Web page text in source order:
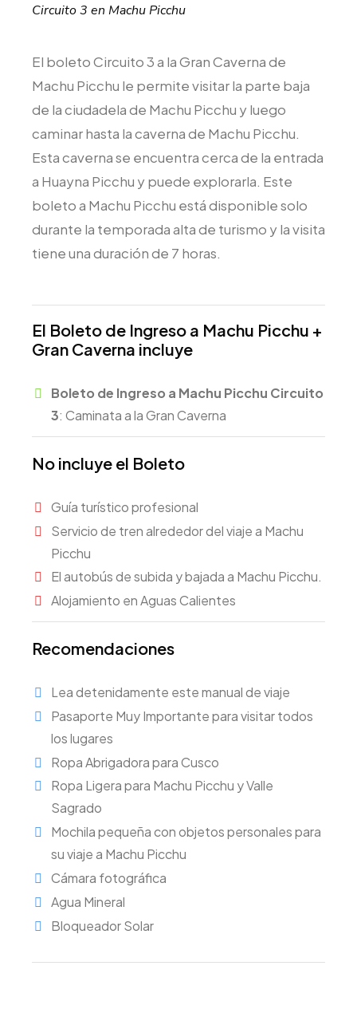
Circuito 3 en Machu Picchu
El boleto Circuito 3 a la Gran Caverna de
Machu Picchu le permite visitar la parte baja
de la ciudadela de Machu Picchu y luego
caminar hasta la caverna de Machu Picchu.
Esta caverna se encuentra cerca de la entrada
a Huayna Picchu y puede explorarla. Este
boleto a Machu Picchu está disponible solo
durante la temporada alta de turismo y la visita
tiene una duración de 7 horas.
El Boleto de Ingreso a Machu Picchu +
Gran Caverna incluye
Boleto de Ingreso a Machu Picchu Circuito
3: Caminata a la Gran Caverna
No incluye el Boleto
Guía turístico profesional
Servicio de tren alrededor del viaje a Machu
Picchu
El autobús de subida y bajada a Machu Picchu.
Alojamiento en Aguas Calientes
Recomendaciones
Lea detenidamente este manual de viaje
Pasaporte Muy Importante para visitar todos
los lugares
Ropa Abrigadora para Cusco
Ropa Ligera para Machu Picchu y Valle
Sagrado
Mochila pequeña con objetos personales para
su viaje a Machu Picchu
Cámara fotográfica
Agua Mineral
Bloqueador Solar